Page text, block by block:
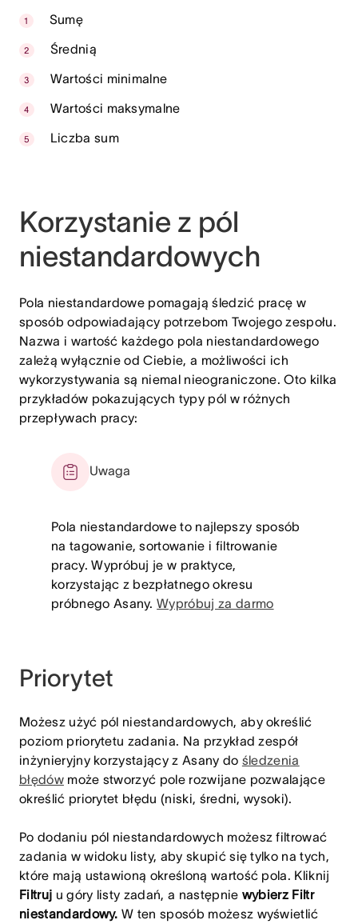
Sumę
Średnią
Wartości minimalne
Wartości maksymalne
Liczba sum
Korzystanie z pól
niestandardowych
Pola niestandardowe pomagają śledzić pracę w
sposób odpowiadający potrzebom Twojego zespołu.
Nazwa i wartość każdego pola niestandardowego
zależą wyłącznie od Ciebie, a możliwości ich
wykorzystywania są niemal nieograniczone. Oto kilka
przykładów pokazujących typy pól w różnych
przepływach pracy:
Uwaga
Pola niestandardowe to najlepszy sposób
na tagowanie, sortowanie i filtrowanie
pracy. Wypróbuj je w praktyce,
korzystając z bezpłatnego okresu
próbnego Asany.Wypróbuj za darmo
Priorytet
Możesz użyć pól niestandardowych, aby określić
poziom priorytetu zadania. Na przykład zespół
inżynieryjny korzystający z Asany do śledzenia
błędówmoże stworzyć pole rozwijane pozwalające
określić priorytet błędu (niski, średni, wysoki).
Po dodaniu pól niestandardowych możesz filtrować
zadania w widoku listy, aby skupić się tylko na tych,
które mają ustawioną określoną wartość pola. Kliknij
Filtruj u góry listy zadań, a następnie wybierz Filtr
niestandardowy. W ten sposób możesz wyświetlić